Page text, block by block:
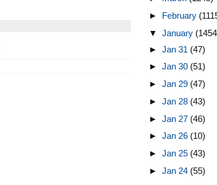
► February
▼ January
► Jan 31 (47)
► Jan 30 (51)
► Jan 29 (47)
► Jan 28 (43)
► Jan 27 (46)
► Jan 26 (10)
► Jan 25 (43)
► Jan 24 (55)